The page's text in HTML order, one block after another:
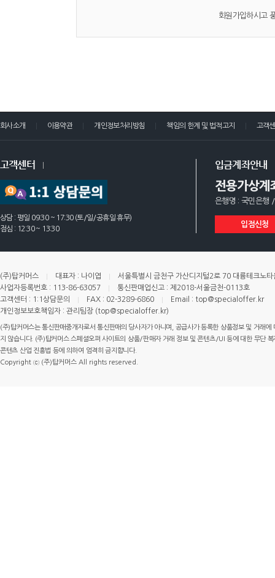
회원가입하시고
회사소개 이용약관 개인정보처리방침 책임의 한계 및 법적고지 고객
고객센터
상담 : 평일 09:30 ~ 17:30 (토/일/공휴일 휴무)
점심 : 12:30 ~ 13:30
입금계좌안내
전용가상계
은행명 : 국민은행
입점신청
(주)탑커머스 대표자 : 나이엽
서울특별시 금천구 가산디지털2로 70 대륭테크노
사업자등록번호 : 113-86-63057
통신판매업신고 : 제2018-서울금천-0113호
고객센터 : 1:1상담문의
FAX : 02-3289-6860
Email : top@specialoffer.kr
개인정보보호책임자 : 관리팀장 (top@specialoffer.kr)
(주)탑커머스는 통신판매중개자로서 통신판매의 당사자가 아니며, 공급사가 등록한 상품정보 및 거래
지 않습니다. (주)탑커머스 스페셜오퍼 사이트의 상품/판매자 거래 정보 및 콘텐츠/UI 등에 대한 무단
콘텐츠 산업 진흥법 등에 의하여 엄격히 금지합니다.
Copyright ⓒ (주)탑커머스 All rights reserved.